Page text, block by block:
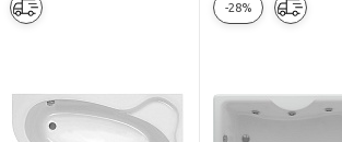
-28%